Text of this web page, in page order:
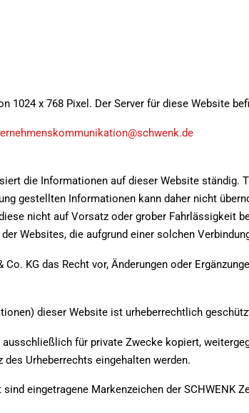
x 768 Pixel. Der Server für diese Website
die Informationen auf dieser Website
gestellten Informationen kann daher nicht
nicht auf Vorsatz oder grober Fahrlässigkeit
Websites, die aufgrund einer solchen
KG das Recht vor, Änderungen oder
dieser Website ist urheberrechtlich
für private Zwecke kopiert,
Urheberrechts eingehalten werden.
eingetragene Markenzeichen der SCHWENK